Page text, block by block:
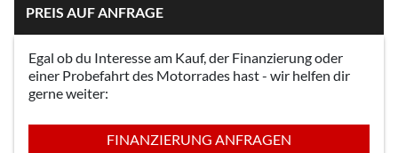
PREIS AUF ANFRAGE
Egal ob du Interesse am Kauf, der Finanzierung oder
einer Probefahrt des Motorrades hast - wir helfen dir
gerne weiter:
FINANZIERUNG ANFRAGEN